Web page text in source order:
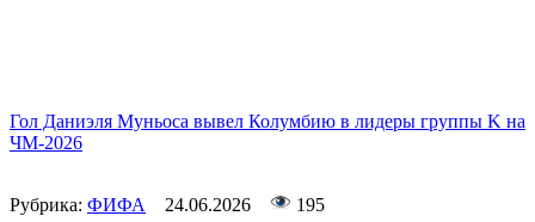
Гол Даниэля Муньоса вывел Колумбию в лидеры группы K на
ЧМ-2026
Рубрика: ФИФА 24.06.2026 195